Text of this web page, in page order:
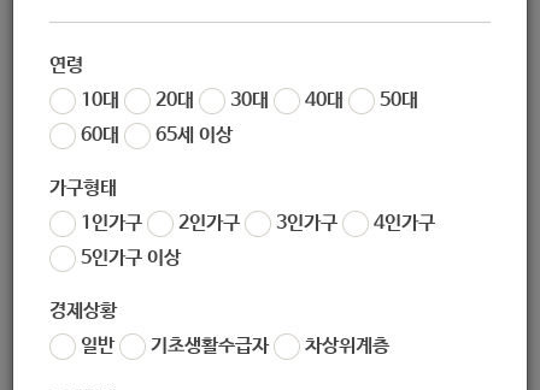
연령
10대
20대 30대 40대
50대
60대
65세 이상
가구형태
1인가구
2인가구 3인가구
4인가구
5인가구 이상
경제상황
일반
기초생활수급자 차상위계층
< 영어집중과정 1 >
○ 모집 대상 : 탈북 대학생 중 영어 학업 적응을 위해 문법 및
독해 능력 향상 과정이 필요한 학생
○ 교육 기간 : 2021년 1월 ~ 2월 주 1회 3시간 매주 토요일 10: